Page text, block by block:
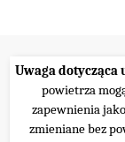
Uwaga dotycząca
powietrza
zapewnienia
zmieniane bez